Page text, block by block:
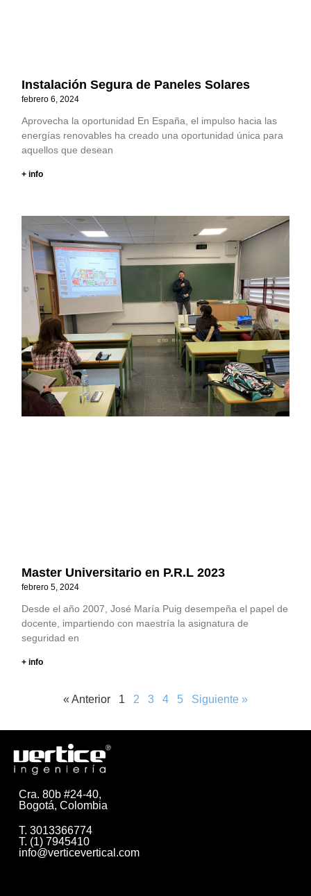
Instalación Segura de Paneles Solares
febrero 6, 2024
Aprovecha la oportunidad En España, el impulso hacia las
energías renovables ha creado una oportunidad única para
aquellos que desean
+ info
Master Universitario en P.R.L 2023
febrero 5, 2024
Desde el año 2007, José María Puig desempeña el papel de
docente, impartiendo con maestría la asignatura de
seguridad en
+ info
« Anterior 1 2 3 4 5 Siguiente »
Cra. 80b #24-40,
Bogotá, Colombia
T. 3013366774
T. (1) 7945410
info@verticevertical.com